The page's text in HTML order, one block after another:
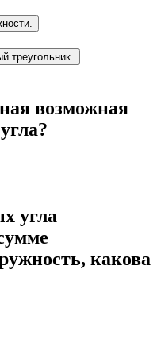
треугольник.
возможная
угла
какова